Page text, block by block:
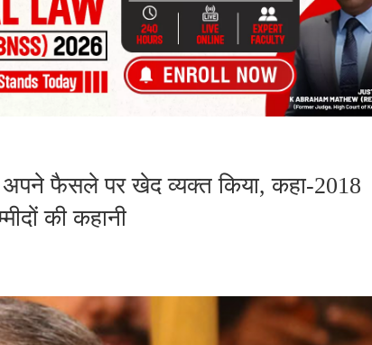
फैसले पर खेद व्यक्त किया, कहा-2018
की कहानी